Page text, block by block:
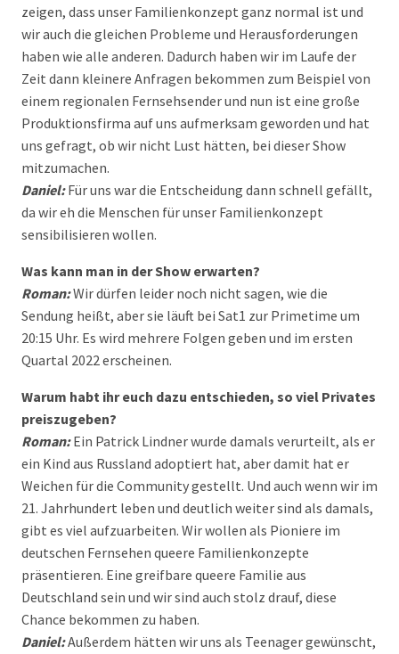
zeigen, dass unser Familienkonzept ganz normal ist und
wir auch die gleichen Probleme und Herausforderungen
haben wie alle anderen. Dadurch haben wir im Laufe der
Zeit dann kleinere Anfragen bekommen zum Beispiel von
einem regionalen Fernsehsender und nun ist eine große
Produktionsfirma auf uns aufmerksam geworden und hat
uns gefragt, ob wir nicht Lust hätten, bei dieser Show
mitzumachen.
Daniel:Für uns war die Entscheidung dann schnell gefällt,
da wir eh die Menschen für unser Familienkonzept
sensibilisieren wollen.
Was kann man in der Show erwarten?
Roman:Wir dürfen leider noch nicht sagen, wie die
Sendung heißt, aber sie läuft bei Sat1 zur Primetime um
20:15 Uhr. Es wird mehrere Folgen geben und im ersten
Quartal 2022 erscheinen.
Warum habt ihr euch dazu entschieden, so viel Privates
preiszugeben?
Roman:Ein Patrick Lindner wurde damals verurteilt, als er
ein Kind aus Russland adoptiert hat, aber damit hat er
Weichen für die Community gestellt. Und auch wenn wir im
21. Jahrhundert leben und deutlich weiter sind als damals,
gibt es viel aufzuarbeiten. Wir wollen als Pioniere im
deutschen Fernsehen queere Familienkonzepte
präsentieren. Eine greifbare queere Familie aus
Deutschland sein und wir sind auch stolz drauf, diese
Chance bekommen zu haben.
Daniel:Außerdem hätten wir uns als Teenager gewünscht,